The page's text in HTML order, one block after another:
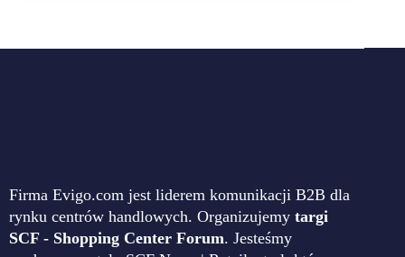
Firma Evigo.com jest liderem komunikacji B2B dla
rynku centrów handlowych. Organizujemy targi
SCF - Shopping Center Forum. Jesteśmy